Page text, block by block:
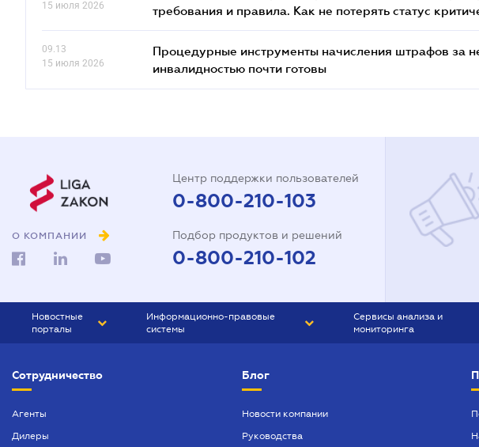
15 июля 2026
требования и правила. Как не потерять статус
09.13
15 июля 2026
Процедурные инструменты начисления штрафов за
инвалидностью почти готовы
О КОМПАНИИ
Центр поддержки пользователей
0-800-210-103
Подбор продуктов и решений
0-800-210-102
Новостные
порталы
БИЗНЕС
Информационно-правовые
системы
БУХГАЛТЕР ПРОФ
Сервисы анализа и
мониторинга
Сотрудничество
Агенты
Дилеры
Блог
Новости компании
Руководства